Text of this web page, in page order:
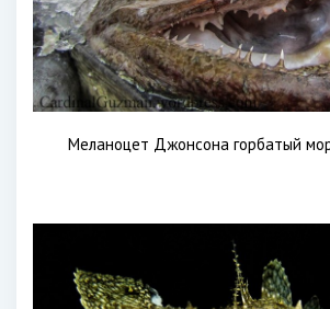
Меланоцет Джонсона горбатый